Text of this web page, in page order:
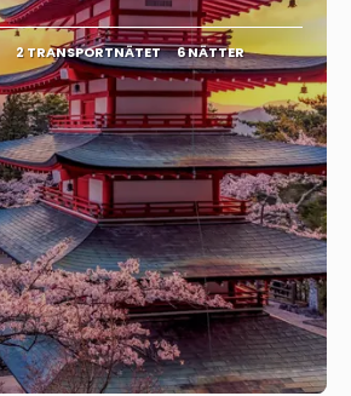
2 TRANSPORTNÄTET 6 NÄTTER